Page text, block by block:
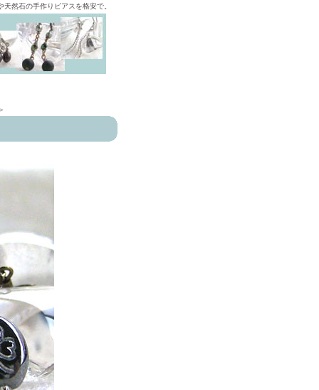
然石の手作りピアスを格安で。